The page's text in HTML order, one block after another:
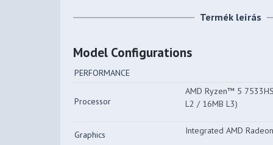
Termék leírás
Model Configurations
PERFORMANCE
Processor
AMD Ryzen™ 5
L2 / 16MB L3)
Graphics Integrated AMD